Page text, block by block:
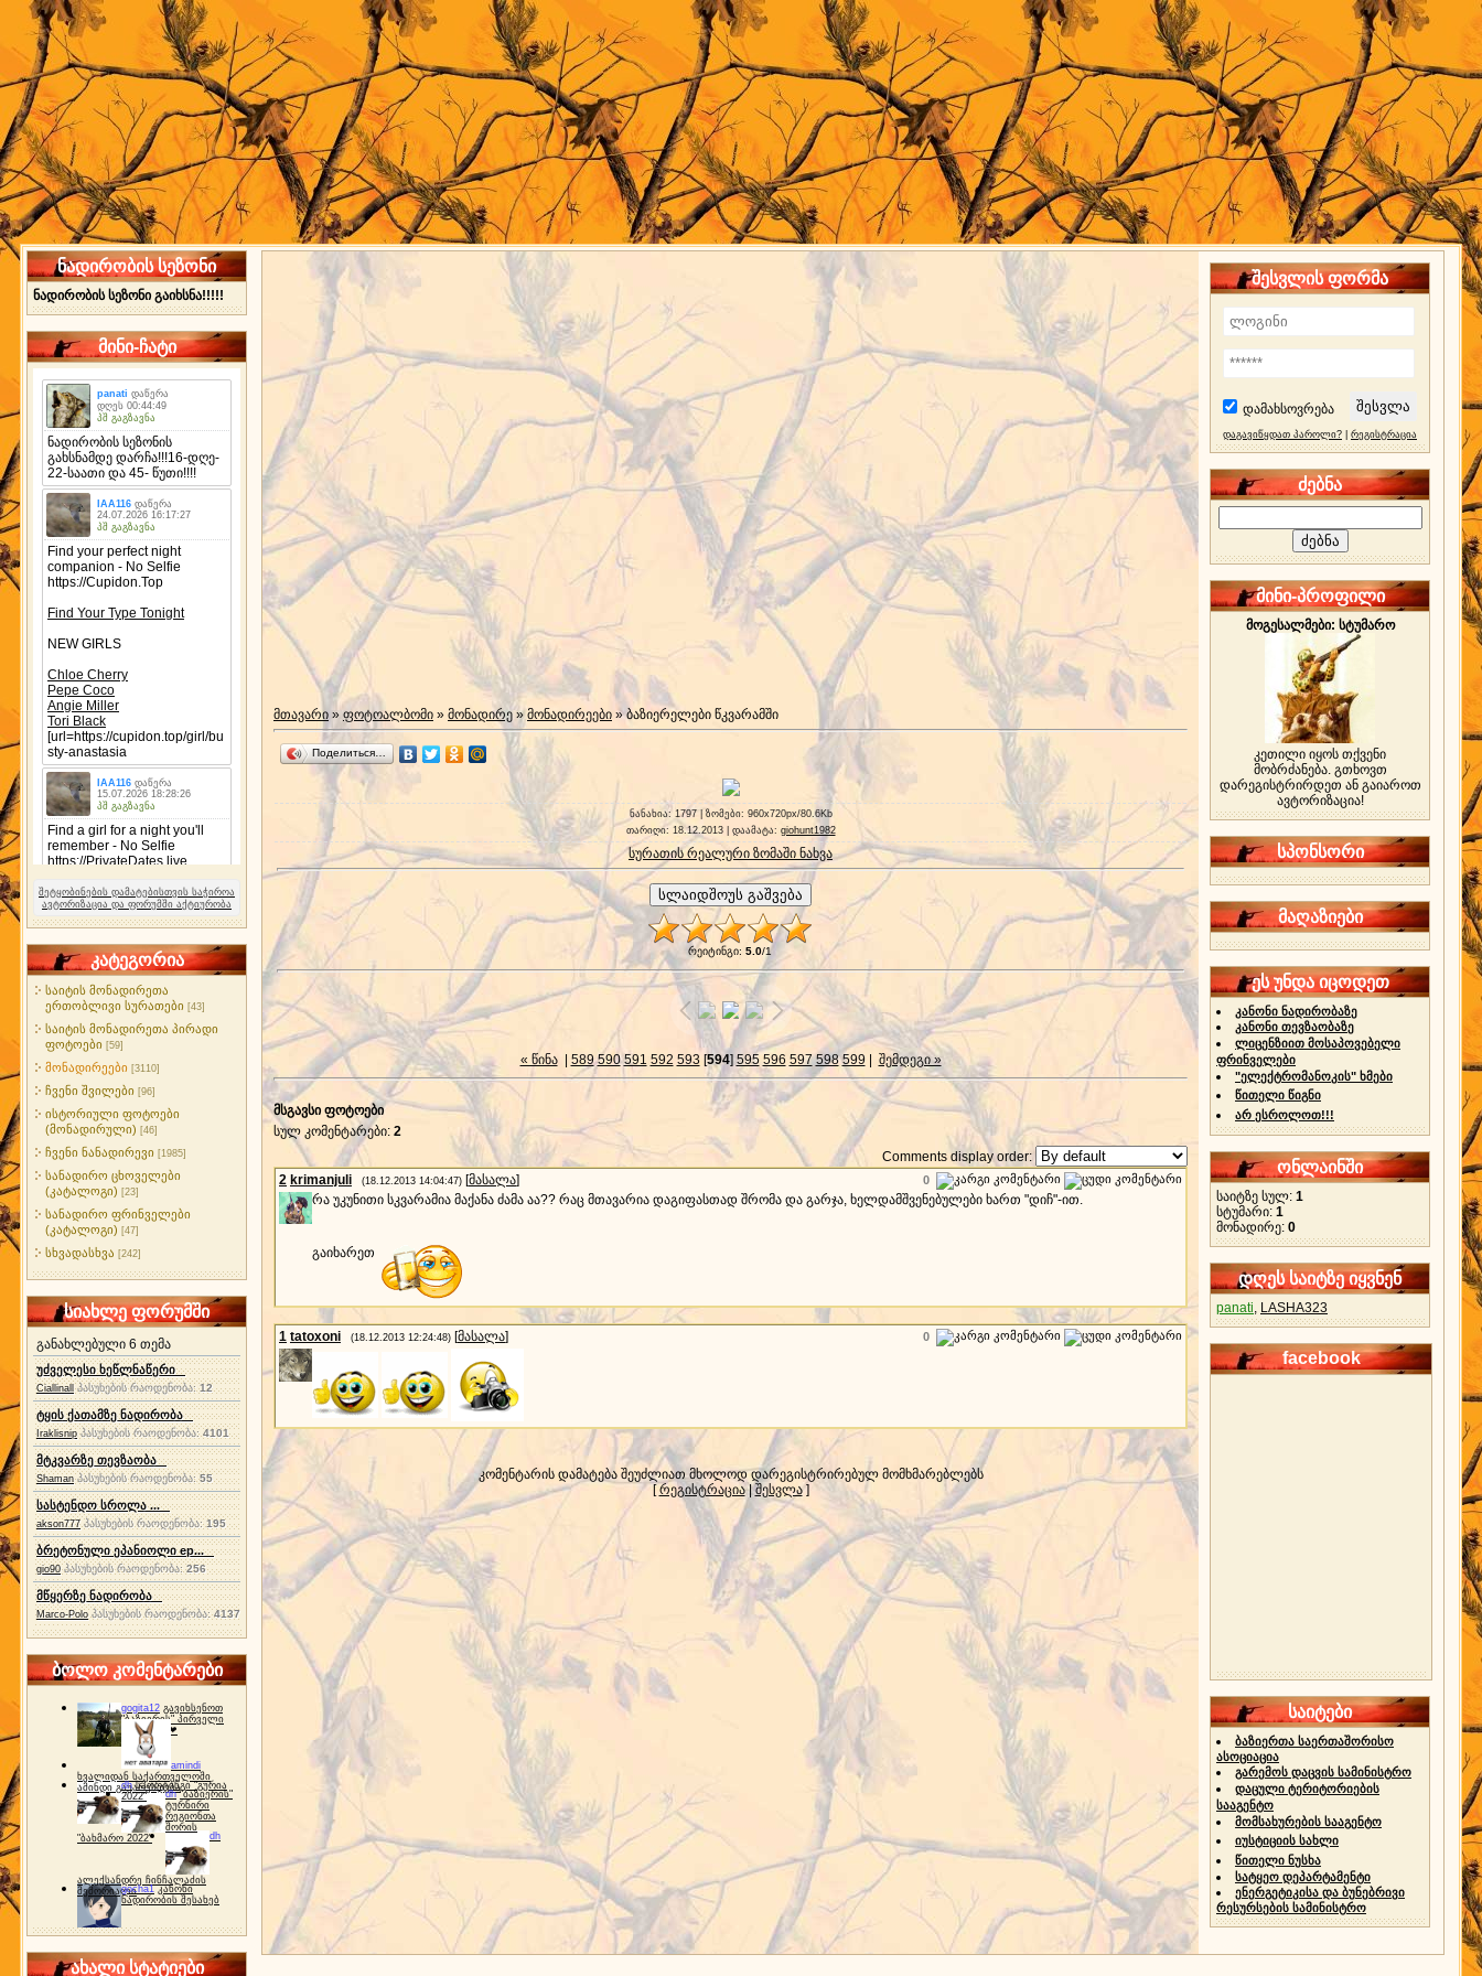
ნადირობის სეზონი
ნადირობის სეზონი გაიხსნა!!!!!
მინი-ჩატი
შეტყობინების დამატებისთვის საჭიროა
ავტორიზაცია და ფორუმში აქტიურობა
კატეგორია
საიტის მონადირეთა
ერთობლივი სურათები [43]
საიტის მონადირეთა პირადი
ფოტოები [59]
მონადირეები [3110]
ჩვენი შვილები [96]
ისტორიული ფოტოები
(მონადირული) [46]
ჩვენი ნანადირევი [1985]
სანადირო ცხოველები
(კატალოგი) [23]
სანადირო ფრინველები
(კატალოგი) [47]
სხვადასხვა [242]
სიახლე ფორუმში
განახლებული 6 თემა
უძველესი ხეწლნაწერი
Ciallinall პასუხების რაოდენობა:12
ტყის ქათამზე ნადირობა
Iraklisnip პასუხების რაოდენობა: 4101
მტკვარზე თევზაობა
Shaman პასუხების რაოდენობა:55
სასტენდო სროლა ...
akson777 პასუხების რაოდენობა:195
ბრეტონული ეპანიოლი ep...
gio90 პასუხების რაოდენობა:256
მწყერზე ნადირობა
Marco-Polo პასუხების რაოდენობა:4137
ბოლო კომენტარები
gogita12 გავიხსენოთ
"ბაზიერის" პირველი
ტურნირი ❤
amindi
ხვალიდან საქართველოში
ამინდი გაუარესდება
dh სპორტინგი "გურია
2022"
dh "ბაზიერის"
ტურნირი
რეგიონთა
შორის
"ბახმარო 2022"
dh
ალექსანდრე ჩინჩალაძის
მემორიალიgocha1 კანონი
ნადირობის შესახებ
ახალი სტატიები
მთავარი » ფოტოალბომი » მონადირე» მონადირეები » ბაზიერელები წკვარამში
Поделиться…
ნანახია: 1797 | ზომები: 960x720px/80.6Kb
თარიღი: 18.12.2013 | დაამატა: giohunt1982
სურათის რეალური ზომაში ნახვა
რეიტინგი: 5.0/1
« წინა| 589 590 591 592 593[594] 595 596 597 598 599| შემდეგი »
მსგავსი ფოტოები
სულ კომენტარები: 2
Comments display order:
0
2 krimanjuli (18.12.2013 14:04:47) [მასალა]
რა უკუნითი სკვარამია მაქანა ძამა აა?? რაც მთავარია დაგიფასთად შრომა და გარჯა, ხელდამშვენებულები ხართ "დიჩ"-ით.
გაიხარეთ
0
1 tatoxoni (18.12.2013 12:24:48) [მასალა]
კომენტარის დამატება შეუძლიათ მხოლოდ დარეგისტრირებულ მომხმარებლებს
[რეგისტრაცია|შესვლა]
შესვლის ფორმა
დამახსოვრება
დაგავიწყდათ პაროლი? რეგისტრაცია
ძებნა
მინი-პროფილი
მოგესალმები: სტუმარო
კეთილი იყოს თქვენი
მობრძანება. გთხოვთ
დარეგისტრირდეთ ან გაიაროთ
ავტორიზაცია!
სპონსორი
მაღაზიები
ეს უნდა იცოდეთ
კანონი ნადირობაზე
კანონი თევზაობაზე
ლიცენზიით მოსაპოვებელი
ფრინველები
"ელექტრომანოკის" ხმები
წითელი წიგნი
არ ესროლოთ!!!
ონლაინში
საიტზე სულ: 1
სტუმარი: 1
მონადირე: 0
დღეს საიტზე იყვნენ
panati, LASHA323
facebook
საიტები
ბაზიერთა საერთაშორისო
ასოციაცია
გარემოს დაცვის სამინისტრო
დაცული ტერიტორიების
სააგენტო
მომსახურების სააგენტო
იუსტიციის სახლი
წითელი ნუსხა
სატყეო დეპარტამენტი
ენერგეტიკისა და ბუნებრივი
რესურსების სამინისტრო